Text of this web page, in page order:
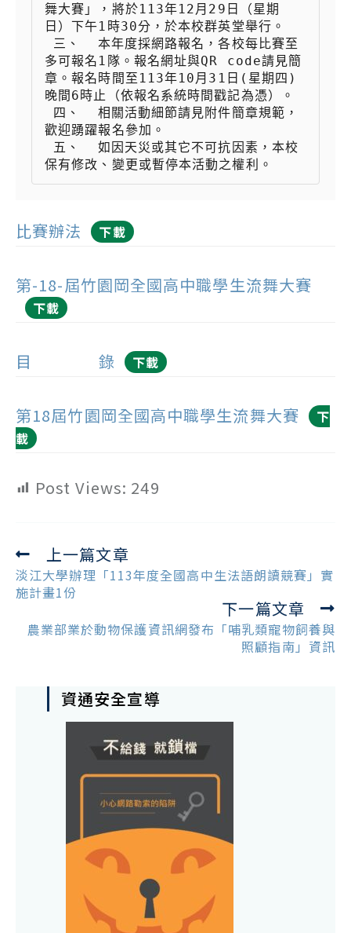
舞大賽」，將於113年12月29日（星期
日）下午1時30分，於本校群英堂舉行。
多可報名1隊。報名網址與QR code請見簡
章。報名時間至113年10月31日(星期四)
晚間6時止（依報名系統時間戳記為憑）。
歡迎踴躍報名參加。
保有修改、變更或暫停本活動之權利。
比賽辦法 下載
第-18-屆竹園岡全國高中職學生流舞大賽
下載
目 錄 下載
第18屆竹園岡全國高中職學生流舞大賽
下
載
Post Views: 249
Read
more
articles
上一篇文章
淡江大學辦理「113年度全國高中生法語朗讀競賽」實
施計畫1份
下一篇文章
農業部業於動物保護資訊網發布「哺乳類寵物飼養與
照顧指南」資訊
資通安全宣導